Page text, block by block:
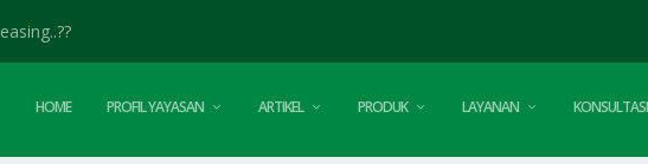
HOME PROFIL YAYASAN ARTIKEL PRODUK LAYANAN KONSULTASI